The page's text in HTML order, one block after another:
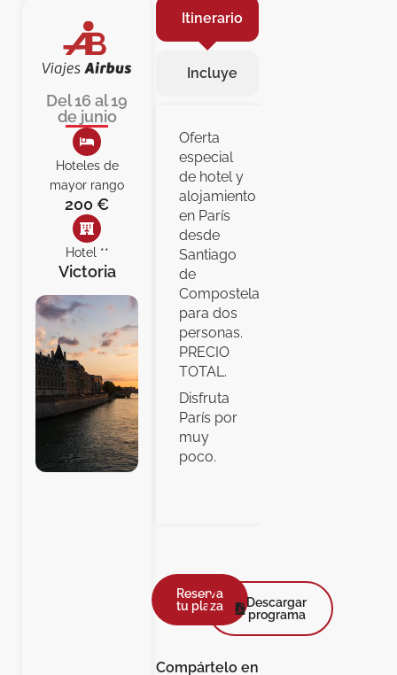
Del 16 al 19
de junio
Hoteles de
mayor rango
200 €
Hotel **
Victoria
Itinerario
Incluye
Oferta
especial
de hotel y
alojamiento
en París
desde
Santiago
de
Compostela
para dos
personas.
PRECIO
TOTAL.
Disfruta
París por
muy
poco.
Reserva
tu plaza
Descargar
programa
Compártelo en